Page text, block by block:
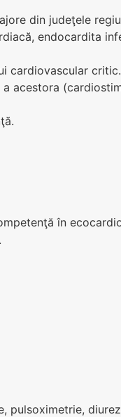
din judeţele
endocardita
cardiovascular critic.
acestora
în